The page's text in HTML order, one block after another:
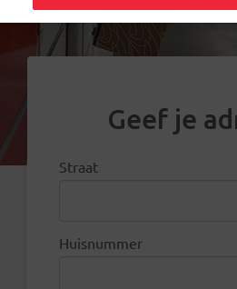
Geef je
Straat
Huisnummer